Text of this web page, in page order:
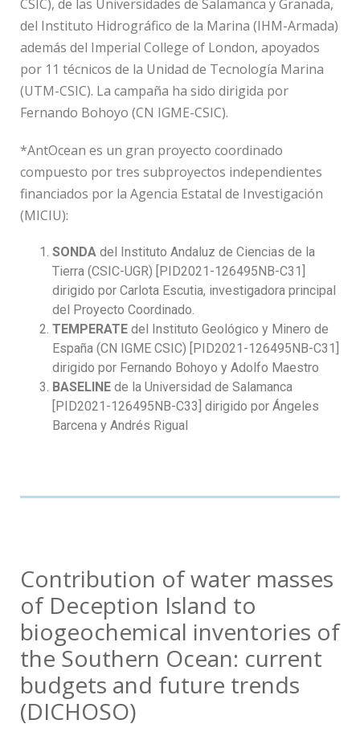
CSIC), de las Universidades de Salamanca y Granada,
del Instituto Hidrográfico de la Marina (IHM-Armada)
además del Imperial College of London, apoyados
por 11 técnicos de la Unidad de Tecnología Marina
(UTM-CSIC). La campaña ha sido dirigida por
Fernando Bohoyo (CN IGME-CSIC).
*AntOcean es un gran proyecto coordinado
compuesto por tres subproyectos independientes
financiados por la Agencia Estatal de Investigación
(MICIU):
SONDA del Instituto Andaluz de Ciencias de la
Tierra (CSIC-UGR) [PID2021-126495NB-C31]
dirigido por Carlota Escutia, investigadora principal
del Proyecto Coordinado.
TEMPERATE del Instituto Geológico y Minero de
España (CN IGME CSIC) [PID2021-126495NB-C31]
dirigido por Fernando Bohoyo y Adolfo Maestro
BASELINE de la Universidad de Salamanca
[PID2021-126495NB-C33] dirigido por Ángeles
Barcena y Andrés Rigual
Contribution of water masses
of Deception Island to
biogeochemical inventories of
the Southern Ocean: current
budgets and future trends
(DICHOSO)